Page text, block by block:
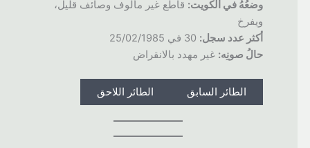
وضعُهُ في الكويت:قاطع غير مألوف وصائف قليل،
ويفرخ
أكثر عدد سجل:30 في 25/02/1985
حالُصونِه:غير مهدد بالانقراض
الطائر السابق الطائر اللاحق